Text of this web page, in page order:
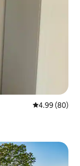
Calificación
4.99 (80)